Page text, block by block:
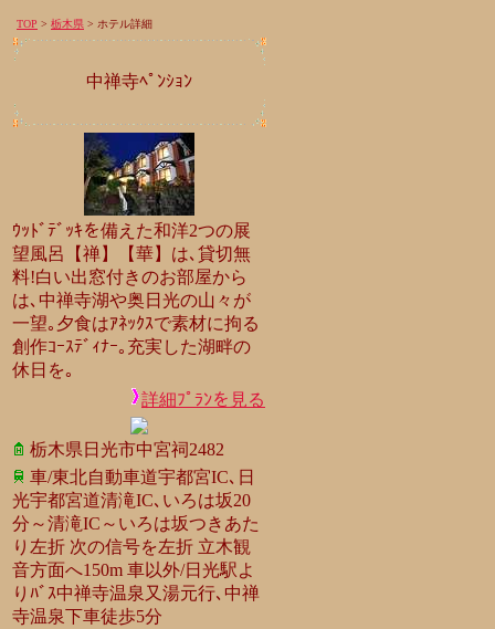
TOP > 栃木県 > ホテル詳細
中禅寺ﾍﾟﾝｼｮﾝ
ｳｯﾄﾞﾃﾞｯｷを備えた和洋2つの展
望風呂【禅】【華】は､貸切無
料!白い出窓付きのお部屋から
は､中禅寺湖や奥日光の山々が
一望｡夕食はｱﾈｯｸｽで素材に拘る
創作ｺｰｽﾃﾞｨﾅｰ｡充実した湖畔の
休日を｡
詳細ﾌﾟﾗﾝを見る
栃木県日光市中宮祠2482
車/東北自動車道宇都宮IC､日
光宇都宮道清滝IC､いろは坂20
分～清滝IC～いろは坂つきあた
り左折 次の信号を左折 立木観
音方面へ150m 車以外/日光駅よ
りﾊﾞｽ中禅寺温泉又湯元行､中禅
寺温泉下車徒歩5分